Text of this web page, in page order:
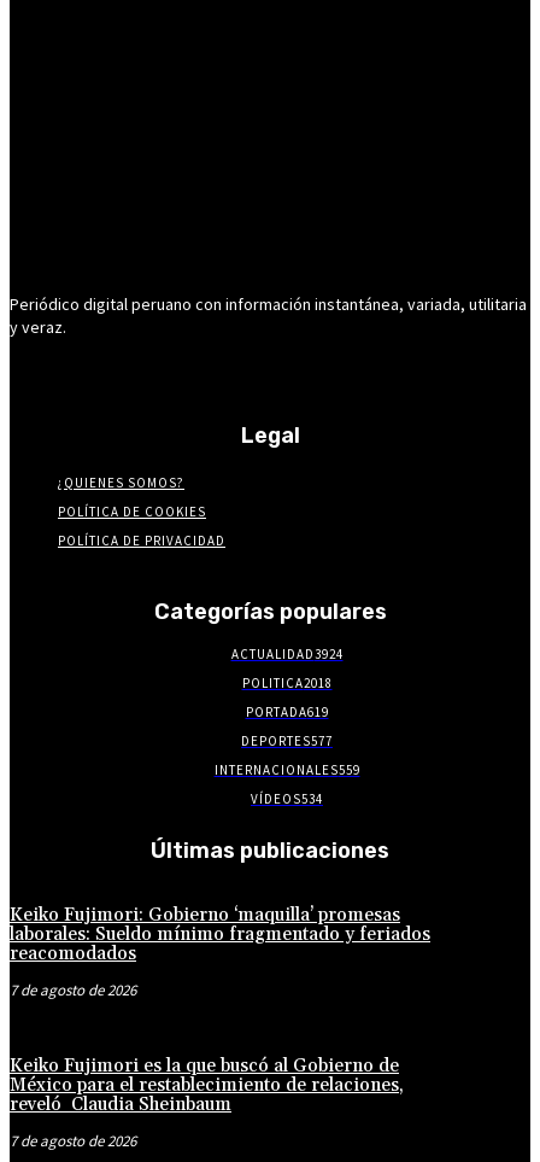
Periódico digital peruano con información instantánea, variada, utilitaria
y veraz.
Legal
¿QUIENES SOMOS?
POLÍTICA DE COOKIES
POLÍTICA DE PRIVACIDAD
Categorías populares
ACTUALIDAD3924
POLITICA2018
PORTADA619
DEPORTES577
INTERNACIONALES559
VÍDEOS534
Últimas publicaciones
Keiko Fujimori: Gobierno ‘maquilla’ promesas
laborales: Sueldo mínimo fragmentado y feriados
reacomodados
7 de agosto de 2026
Keiko Fujimori es la que buscó al Gobierno de
México para el restablecimiento de relaciones,
reveló Claudia Sheinbaum
7 de agosto de 2026